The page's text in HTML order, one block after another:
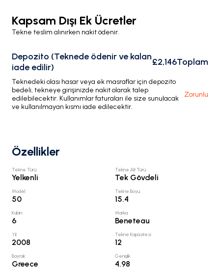
Kapsam Dışı Ek Ücretler
Tekne teslim alınırken nakit ödenir.
Depozito (Teknede ödenir ve kalan
iade edilir)
£2,146Toplam
Teknedeki olası hasar veya ek masraflar için depozito
bedeli, tekneye girişinizde nakit olarak talep
edilebilecektir. Kullanımlar faturaları ile size sunulacak
ve kullanılmayan kısmı iade edilecektir.
Zorunlu
Özellikler
Tekne Türü:
Yelkenli
Tekne Alt Türü:
Tek Gövdeli
Model:
50
Tekne Boyu:
15.4
Kabin:
6
Marka:
Beneteau
Yıl:
2008
Tekne Kapasitesi:
12
Bayrak:
Greece
Genişlik:
4.98